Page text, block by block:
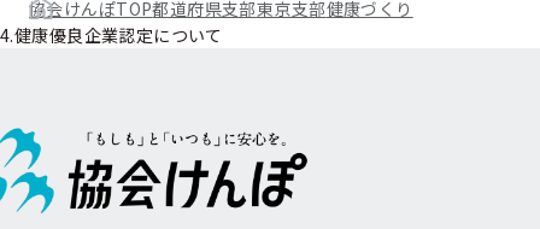
協会けんぽTOP都道府県支部東京支部健康づくり
4.健康優良企業認定について